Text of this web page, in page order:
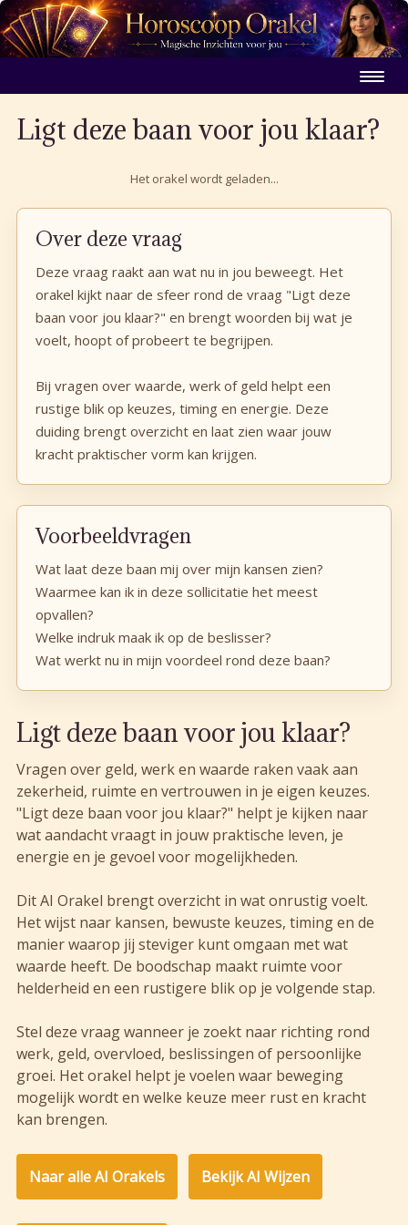
Ligt deze baan voor jou klaar?
Het orakel wordt geladen...
Over deze vraag
Deze vraag raakt aan wat nu in jou beweegt. Het
orakel kijkt naar de sfeer rond de vraag "Ligt deze
baan voor jou klaar?" en brengt woorden bij wat je
voelt, hoopt of probeert te begrijpen.
Bij vragen over waarde, werk of geld helpt een
rustige blik op keuzes, timing en energie. Deze
duiding brengt overzicht en laat zien waar jouw
kracht praktischer vorm kan krijgen.
Voorbeeldvragen
Wat laat deze baan mij over mijn kansen zien?
Waarmee kan ik in deze sollicitatie het meest
opvallen?
Welke indruk maak ik op de beslisser?
Wat werkt nu in mijn voordeel rond deze baan?
Ligt deze baan voor jou klaar?
Vragen over geld, werk en waarde raken vaak aan
zekerheid, ruimte en vertrouwen in je eigen keuzes.
"Ligt deze baan voor jou klaar?" helpt je kijken naar
wat aandacht vraagt in jouw praktische leven, je
energie en je gevoel voor mogelijkheden.
Dit AI Orakel brengt overzicht in wat onrustig voelt.
Het wijst naar kansen, bewuste keuzes, timing en de
manier waarop jij steviger kunt omgaan met wat
waarde heeft. De boodschap maakt ruimte voor
helderheid en een rustigere blik op je volgende stap.
Stel deze vraag wanneer je zoekt naar richting rond
werk, geld, overvloed, beslissingen of persoonlijke
groei. Het orakel helpt je voelen waar beweging
mogelijk wordt en welke keuze meer rust en kracht
kan brengen.
Naar alle AI Orakels Bekijk AI Wijzen